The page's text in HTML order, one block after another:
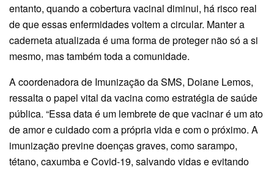
entanto, quando a cobertura vacinal diminui, há risco real
de que essas enfermidades voltem a circular. Manter a
caderneta atualizada é uma forma de proteger não só a si
mesmo, mas também toda a comunidade.
A coordenadora de Imunização da SMS, Doiane Lemos,
ressalta o papel vital da vacina como estratégia de saúde
pública. “Essa data é um lembrete de que vacinar é um ato
de amor e cuidado com a própria vida e com o próximo. A
imunização previne doenças graves, como sarampo,
tétano, caxumba e Covid-19, salvando vidas e evitando